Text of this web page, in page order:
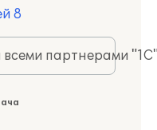
8
партнерами